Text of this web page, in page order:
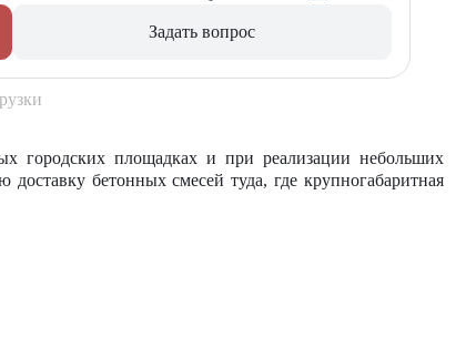
Задать вопрос
городских площадках и при реализации небольших
бетонных смесей туда, где крупногабаритная